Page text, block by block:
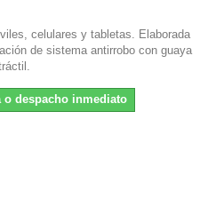
celulares y tabletas. Elaborada
de sistema antirrobo con guaya
o despacho inmediato